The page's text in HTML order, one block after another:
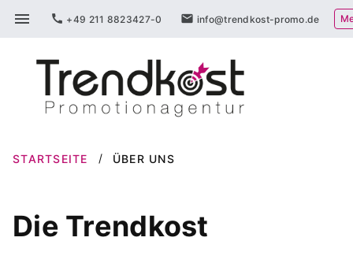
Inhalt
menu call +49 211 8823427-0 mail info@trendkost-promo.de
STARTSEITE ÜBER UNS
Die Trendkost